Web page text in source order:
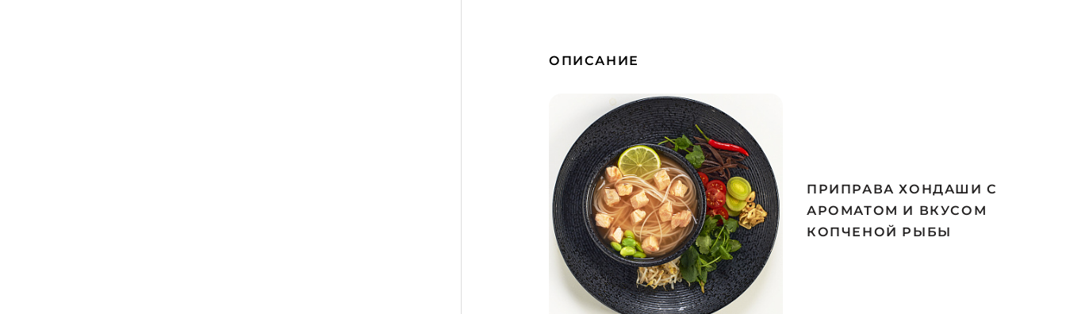
ОПИСАНИЕ
ПРИПРАВА ХОНДАШИ С
АРОМАТОМ И ВКУСОМ
КОПЧЕНОЙ РЫБЫ